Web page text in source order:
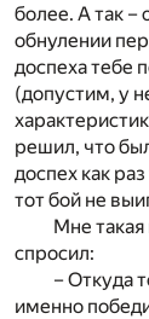
более. А так –
обнулении
доспеха тебе
(допустим, у
решил, что
доспех как
тот бой не
Мне
спросил:
– Откуда
именно